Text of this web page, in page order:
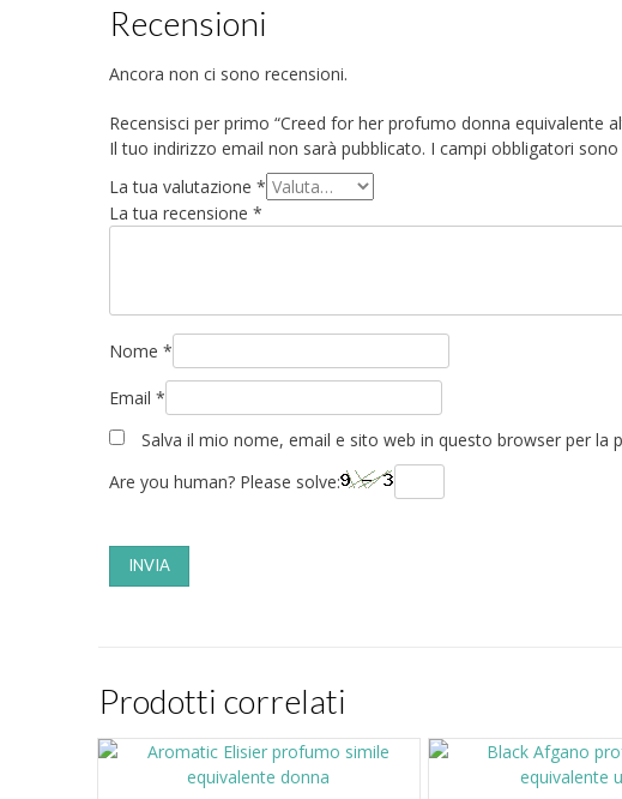
Recensioni
Ancora non ci sono recensioni.
Recensisci per primo “Creed for her profumo donna equivalente
Il tuo indirizzo email non sarà pubblicato. I campi obbligatori
La tua valutazione *
La tua recensione *
Nome *
Email *
Salva il mio nome, email e sito web in questo browser per la
Are you human? Please solve:
Prodotti correlati